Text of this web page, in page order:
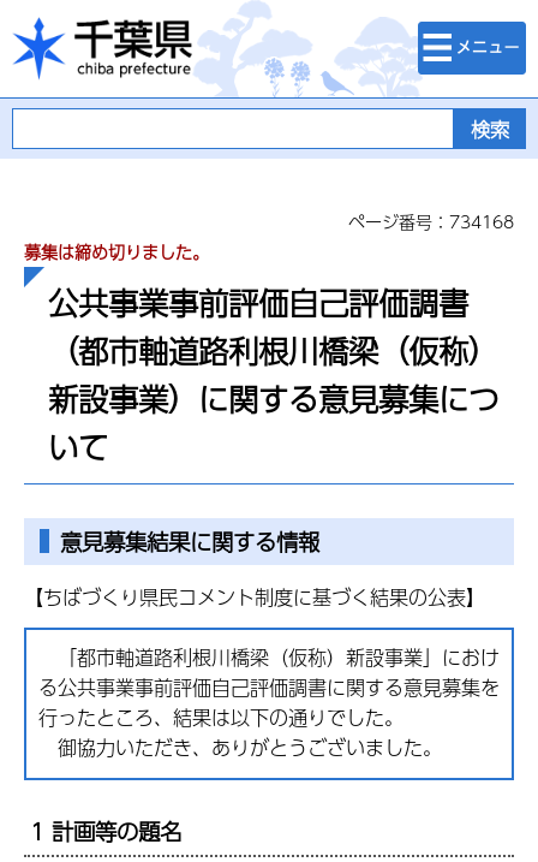
千葉県
検索・メニュ
ー
ページ番号：734168
募集は締め切りました。
公共事業事前評価自己評価調書
（都市軸道路利根川橋梁（仮称）
新設事業）に関する意見募集につ
いて
意見募集結果に関する情報
【ちばづくり県民コメント制度に基づく結果の公表】
「都市軸道路利根川橋梁（仮称）新設事業」におけ
る公共事業事前評価自己評価調書に関する意見募集を
行ったところ、結果は以下の通りでした。
御協力いただき、ありがとうございました。
1 計画等の題名